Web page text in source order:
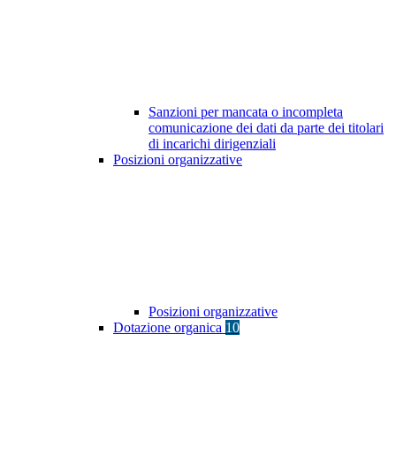
Sanzioni per mancata o incompleta
comunicazione dei dati da parte dei titolari
di incarichi dirigenziali
Posizioni organizzative
Posizioni organizzative
Dotazione organica 10